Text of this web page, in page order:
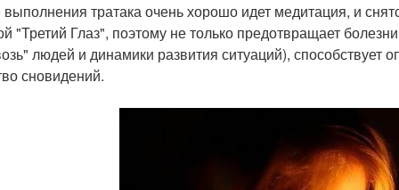
тратака очень хорошо идет медитация, и
"Третий Глаз", поэтому не только предотвращает
людей и динамики развития ситуаций),
сновидений.